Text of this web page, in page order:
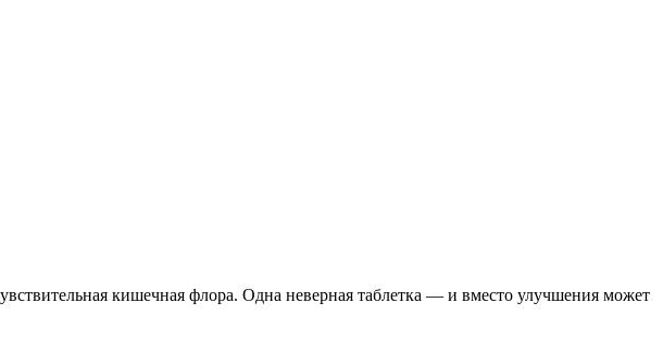
кишечная флора. Одна неверная таблетка — и вместо улучшения может